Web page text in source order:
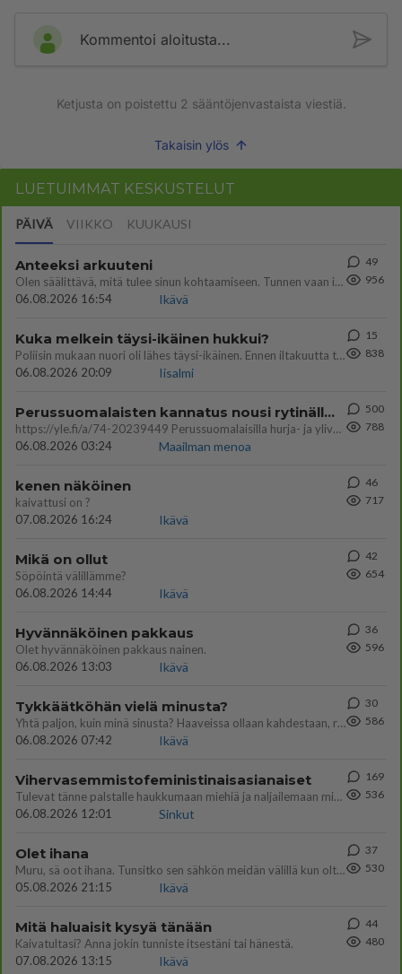
Kommentoi aloitusta...
Ketjusta on poistettu 2 sääntöjenvastaista viestiä.
Takaisin ylös
LUETUIMMAT KESKUSTELUT
PÄIVÄ VIIKKO KUUKAUSI
Anteeksi arkuuteni
Olen säälittävä, mitä tulee sinun kohtaamiseen. Tunnen vaan itseni todella epävarmaksi sun kanssa. Jos minun olisi pitän
06.08.2026 16:54
Ikävä
49
956
Kuka melkein täysi-ikäinen hukkui?
Poliisin mukaan nuori oli lähes täysi-ikäinen. Ennen iltakuutta tulleen ilmoituksen mukaan ihminen oli joutunut mahdoll
06.08.2026 20:09
Iisalmi
15
838
Perussuomalaisten kannatus nousi rytinällä Ylen tänään julkaisemassa tuoreimmassa gallup-kyselyssä.
https://yle.fi/a/74-20239449 Perussuomalaisilla hurja- ja ylivoimaisesti suurin nousu tässä uudessa Ylen gallupissa. Kyl
06.08.2026 03:24
Maailman menoa
500
788
kenen näköinen
kaivattusi on ?
07.08.2026 16:24
Ikävä
46
717
Mikä on ollut
Söpöintä välillämme?
06.08.2026 14:44
Ikävä
42
654
Hyvännäköinen pakkaus
Olet hyvännäköinen pakkaus nainen.
06.08.2026 13:03
Ikävä
36
596
Tykkäätköhän vielä minusta?
Yhtä paljon, kuin minä sinusta? Haaveissa ollaan kahdestaan, rauhassa ja lähennytään fyysisesti ja tutustutaan syvemmin
06.08.2026 07:42
Ikävä
30
586
Vihervasemmistofeministinaisasianaiset
Tulevat tänne palstalle haukkumaan miehiä ja naljailemaan miehelle, kehuvat olevansa heitä parempia. Itse asuvat MIEHE
06.08.2026 12:01
Sinkut
169
536
Olet ihana
Muru, sä oot ihana. Tunsitko sen sähkön meidän välillä kun oltiin ihan låhekkäin? 👩‍❤️‍👩❤️😼😘
05.08.2026 21:15
Ikävä
37
530
Mitä haluaisit kysyä tänään
Kaivatultasi? Anna jokin tunniste itsestäni tai hänestä.
07.08.2026 13:15
Ikävä
44
480